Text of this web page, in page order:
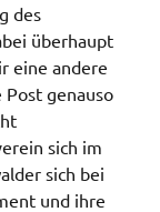
des
überhaupt
eine andere
genauso
sich im
sich bei
und ihre